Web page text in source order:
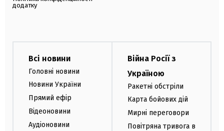
додатку
Всі новини
Головні новини
Новини України
Прямий ефір
Відеоновини
Аудіоновини
Війна Росії з
Україною
Ракетні обстріли
Карта бойових дій
Мирні переговори
Повітряна тривога в